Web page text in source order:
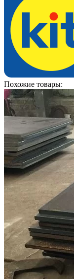
Похожие товары: